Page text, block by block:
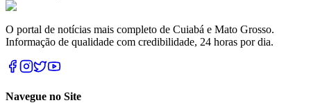
O portal de notícias mais completo de Cuiabá e Mato Grosso.
Informação de qualidade com credibilidade, 24 horas por dia.
Navegue no Site